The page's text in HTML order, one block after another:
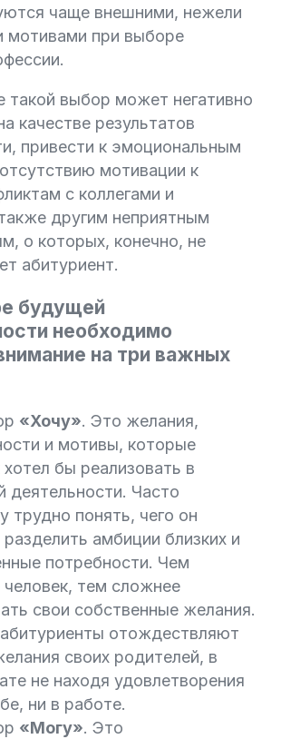
чаще внешними, нежели
мотивами при выборе
такой выбор может негативно
качестве результатов
привести к эмоциональным
мотивации к
с коллегами и
другим неприятным
о которых, конечно, не
абитуриент.
будущей
необходимо
на три важных
«Хочу». Это желания,
и мотивы, которые
хотел бы реализовать в
деятельности. Часто
трудно понять, чего он
амбиции близких и
потребности. Чем
тем сложнее
свои собственные желания.
отождествляют
своих родителей, в
не находя удовлетворения
ни в работе.
«Могу». Это